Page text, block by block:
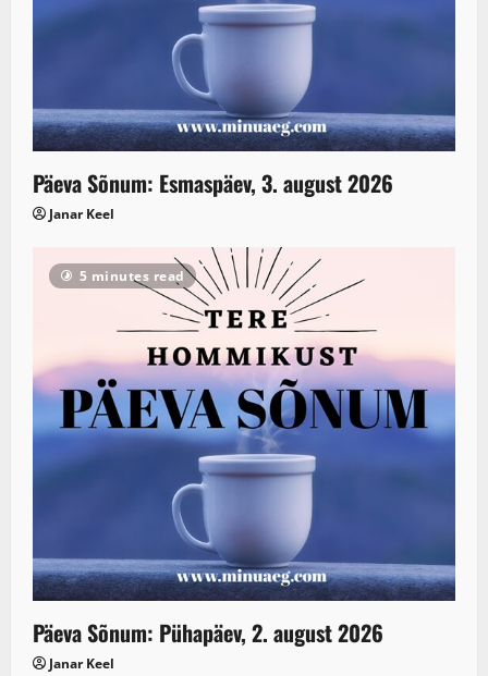
Päeva Sõnum: Esmaspäev, 3. august 2026
Janar Keel
5 minutes read
Päeva Sõnum: Pühapäev, 2. august 2026
Janar Keel